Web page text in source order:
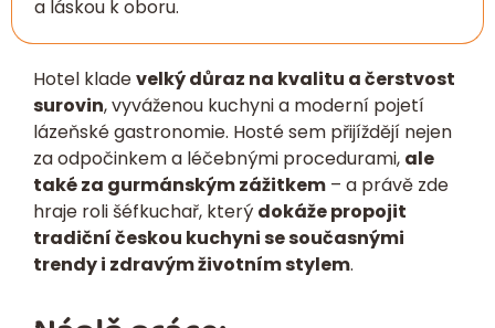
a láskou k oboru.
Hotel kladevelký důraz na kvalitu a čerstvost
surovin, vyváženou kuchyni a moderní pojetí
lázeňské gastronomie. Hosté sem přijíždějí nejen
za odpočinkem a léčebnými procedurami, ale
také za gurmánským zážitkem – a právě zde
hraje roli šéfkuchař, který dokáže propojit
tradiční českou kuchyni se současnými
trendy i zdravým životním stylem.